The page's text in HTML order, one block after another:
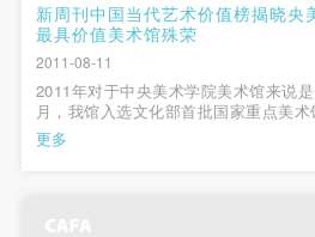
新周刊中国当代艺术价值榜揭晓
最具价值美术馆殊荣
2011-08-11
2011年对于中央美术学院美术馆来说
月，我馆入选文化部首批国家重点美
馆中唯一一所高校美术馆。同月，由《
术2010”年刊中，中央美术学院美术馆
更多